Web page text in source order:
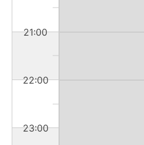
21:00
22:00
23:00